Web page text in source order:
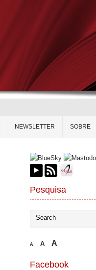
NEWSLETTER SOBRE
Pesquisa
A A A
Facebook